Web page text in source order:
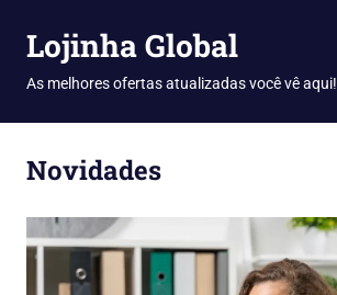
Lojinha Global
As melhores ofertas atualizadas você vê aqui!
Novidades